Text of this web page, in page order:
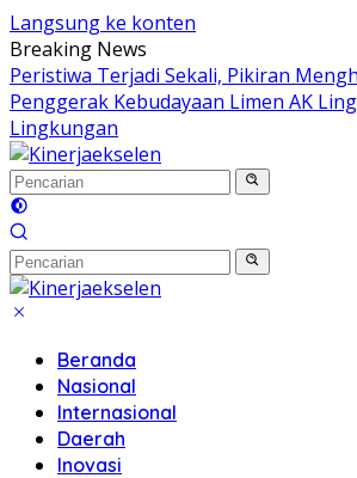
Langsung ke konten
Breaking News
Peristiwa Terjadi Sekali, Pikiran
Penggerak Kebudayaan Limen AK
Lingkungan
Beranda
Nasional
Internasional
Daerah
Inovasi